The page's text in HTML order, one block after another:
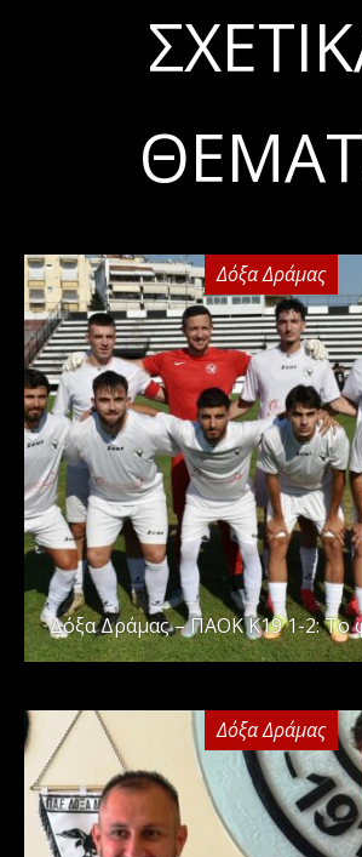
Δόξα Δράμας
Δόξα Δράμας – ΠΑΟΚ Κ19 1-2: Το
Δόξα Δράμας